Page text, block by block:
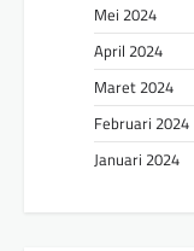
Mei 2024
April 2024
Maret 2024
Februari 2024
Januari 2024